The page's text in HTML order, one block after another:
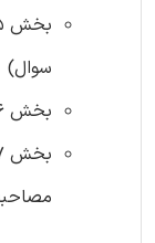
سوال)
بخش 6: مطالب قرآنی - صفحه 413 (50 سوال)
مصاحبه -